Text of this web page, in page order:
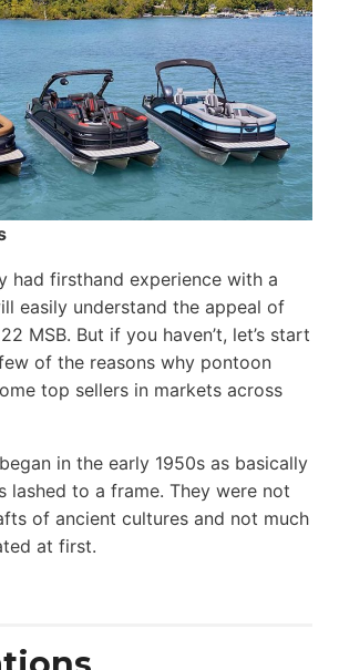
had firsthand experience with a
easily understand the appeal of
MSB. But if you haven’t, let’s start
of the reasons why pontoon
top sellers in markets across
in the early 1950s as basically
lashed to a frame. They were not
of ancient cultures and not much
at first.